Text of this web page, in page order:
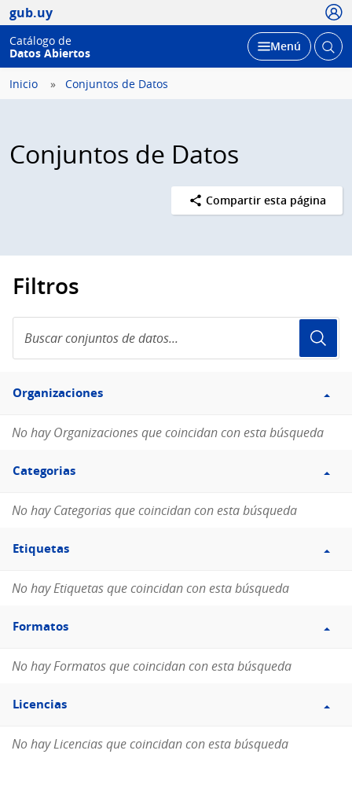
gub.uy
Catálogo de
Datos Abiertos
Desplegar
Menú Abrir
Inicio Conjuntos de Datos
Conjuntos de Datos
Compartir esta página
Filtros
conjuntos
de
Filtro
Organizaciones
Organizaciones
No hay Organizaciones que coincidan con esta búsqueda
Filtro
Categorias
Categorias
No hay Categorias que coincidan con esta búsqueda
Filtro
Etiquetas
Etiquetas
No hay Etiquetas que coincidan con esta búsqueda
Filtro
Formatos
Formatos
No hay Formatos que coincidan con esta búsqueda
Filtro
Licencias
Licencias
No hay Licencias que coincidan con esta búsqueda